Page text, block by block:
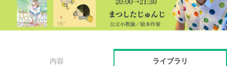
内容 ライブラリ